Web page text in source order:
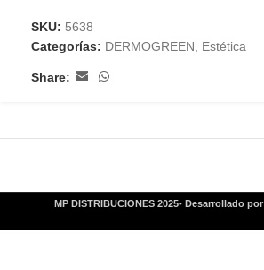
SKU: 5638
Categorías: DERMOGREEN, Estética
Share:
MP DISTRIBUCIONES 2025- Desarrollado por